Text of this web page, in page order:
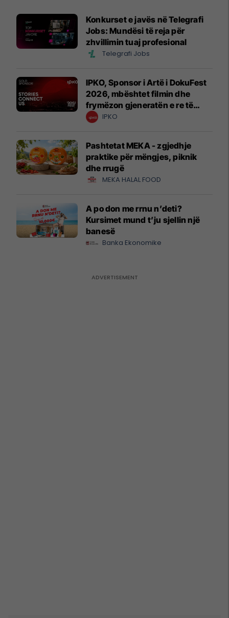
Konkurset e javës në Telegrafi
Jobs: Mundësi të reja për
zhvillimin tuaj profesional
Telegrafi Jobs
IPKO, Sponsor i Artë i DokuFest
2026, mbështet filmin dhe
frymëzon gjeneratën e re të
krijuesve
IPKO
Pashtetat MEKA - zgjedhje
praktike për mëngjes, piknik
dhe rrugë
MEKA HALAL FOOD
A po don me rrnu n’deti?
Kursimet mund t’ju sjellin një
banesë
Banka Ekonomike